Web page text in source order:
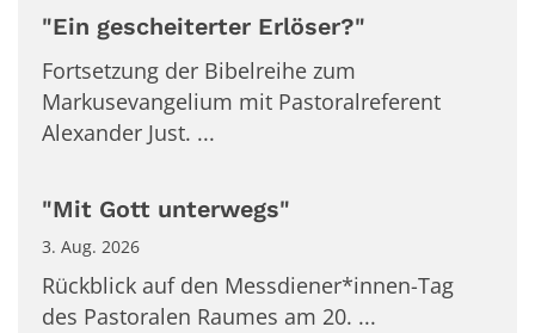
"Ein gescheiterter Erlöser?"
Fortsetzung der Bibelreihe zum
Markusevangelium mit Pastoralreferent
Alexander Just. ...
"Mit Gott unterwegs"
3. Aug. 2026
Rückblick auf den Messdiener*innen-Tag
des Pastoralen Raumes am 20. ...